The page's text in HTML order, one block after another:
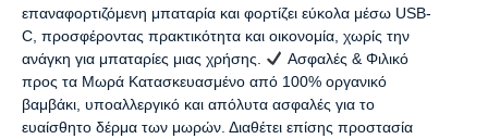
επαναφορτιζόμενη μπαταρία και φορτίζει εύκολα μέσω USB-
C, προσφέροντας πρακτικότητα και οικονομία, χωρίς την
ανάγκη για μπαταρίες μιας χρήσης.
Ασφαλές & Φιλικό
προς τα Μωρά Κατασκευασμένο από 100% οργανικό
βαμβάκι, υποαλλεργικό και απόλυτα ασφαλές για το
ευαίσθητο δέρμα των μωρών. Διαθέτει επίσης προστασία